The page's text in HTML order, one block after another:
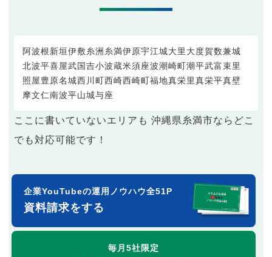
阿波根新垣伊敷糸洲糸満伊原宇江城大里 大度賀数兼城
北波平喜屋武国吉小波蔵米須座波潮崎町潮平武富束里
照屋豊原名城西川町西崎西崎町福地真栄里真栄平真壁
摩文仁南波平山城与座
ここに書いていないエリアも 沖縄県糸満市ならどこ
でも対応可能です！
企業YouTubeの運用ノウハウ全51P
資料請求をする
毎月5社限定